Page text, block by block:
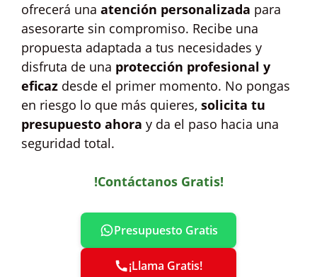
ofrecerá una atención personalizada para
asesorarte sin compromiso. Recibe una
propuesta adaptada a tus necesidades y
disfruta de una protección profesional y
eficaz desde el primer momento. No pongas
en riesgo lo que más quieres, solicita tu
presupuesto ahora y da el paso hacia una
seguridad total.
!Contáctanos Gratis!
Presupuesto Gratis
¡Llama Gratis!